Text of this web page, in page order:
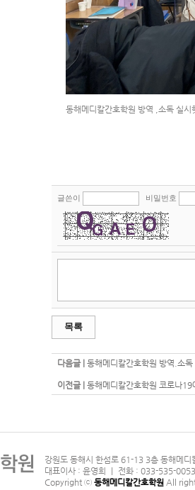
동해메디칼간호학원 방역 ,소독 실
글쓴이 비밀번호
목록
다음글 | 동해메디칼간호학원 방역.소
이전글 | 동해메디칼간호학원 코로나
강원도 동해시 한섬로 61-13 3층 동해메
대표이사 : 윤영희 ｜ 전화 : 033-535-
Copyright ⓒ 동해메디칼간호학원 All